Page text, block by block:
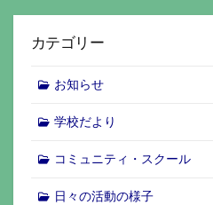
カテゴリー
お知らせ
学校だより
コミュニティ・スクール
日々の活動の様子